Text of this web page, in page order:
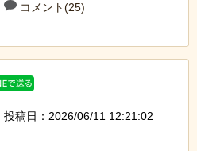
コメント(25)
投稿日：2026/06/11 12:21:02